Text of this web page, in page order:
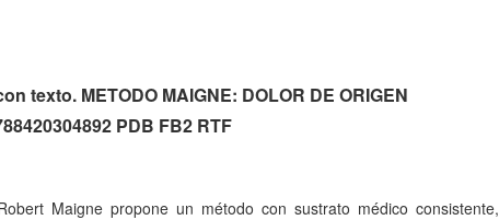
texto. METODO MAIGNE: DOLOR DE ORIGEN
PDB FB2 RTF
Maigne propone un método con sustrato médico consistente,